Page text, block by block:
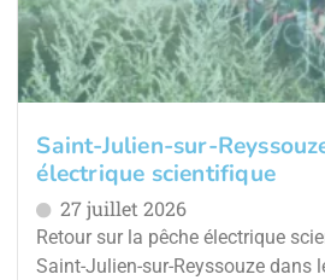
Saint-Julien-sur-
électrique scientifique
27 juillet 2026
Retour sur la pêche électrique
Saint-Julien-sur-Reyssouze dans